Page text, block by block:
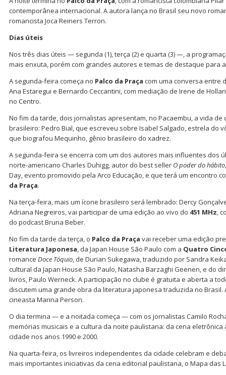
contemporânea internacional. A autora lança no Brasil seu novo
romancista Joca Reiners Terron.
Dias úteis
Nos três dias úteis — segunda (1), terça (2) e quarta (3) —, a
mais enxuta, porém com grandes autores e temas de destaque para
A segunda-feira começa no Palco da Praça com uma conversa entre
Ana Estaregui e Bernardo Ceccantini, com mediação de Irene de
no Centro.
No fim da tarde, dois jornalistas apresentam, no Pacaembu, a vida
brasileiro: Pedro Bial, que escreveu sobre Isabel Salgado, estrela do
que biografou Mequinho, gênio brasileiro do xadrez.
A segunda-feira se encerra com um dos autores mais influentes dos
norte-americano Charles Duhigg, autor do best seller O poder do hábito
Day, evento promovido pela Arco Educação, e que terá um encontro
da Praça.
Na terça-feira, mais um ícone brasileiro será lembrado: Dercy
Adriana Negreiros, vai participar de uma edição ao vivo do 451 MHz,
do podcast Bruna Beber.
No fim da tarde da terça, o Palco da Praça vai receber uma edição
Literatura Japonesa, da Japan House São Paulo com a Quatro
romance Doce Tóquio, de Durian Sukegawa, traduzido por Sandra
cultural da Japan House São Paulo, Natasha Barzaghi Geenen, e do
livros, Paulo Werneck. A participação no clube é gratuita e aberta a
discutem uma grande obra da literatura japonesa traduzida no Brasil.
cineasta Marina Person.
O dia termina — e a noitada começa — com os jornalistas Camilo
memórias musicais e a cultura da noite paulistana: da cena
cidade nos anos 1990 e 2000.
Na quarta-feira, os livreiros independentes da cidade celebram e
mais importantes iniciativas da cena editorial paulistana, o Mapa das